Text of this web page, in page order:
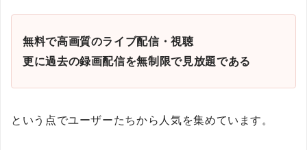
無料で高画質のライブ配信・視聴
更に過去の録画配信を無制限で見放題である
という点でユーザーたちから人気を集めています。